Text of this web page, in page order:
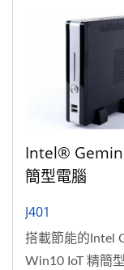
Intel®
簡型電腦
J401
搭載節能的Intel
Win10 IoT 精簡